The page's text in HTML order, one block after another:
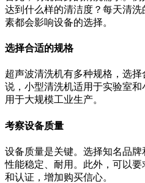
达到什么样的清洁度？每天清
素都会影响设备的选择。
选择合适的规格
超声波清洗机有多种规格，选
说，小型清洗机适用于实验室
用于大规模工业生产。
考察设备质量
设备质量是关键。选择知名品
性能稳定、耐用。此外，可以
和认证，增加购买信心。